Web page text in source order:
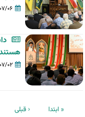
صفحه‌ها« ابتدا ‹ قبلی